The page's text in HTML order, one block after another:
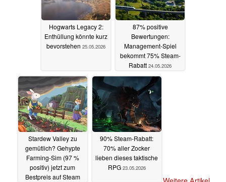
Hogwarts Legacy 2:
Enthüllung könnte kurz
bevorstehen 25.05.2026
87% positive
Bewertungen:
Management-Spiel
bekommt 75% Steam-
Rabatt 24.05.2026
Stardew Valley zu
gemütlich? Gehypte
Farming-Sim (97 %
positiv) jetzt zum
Bestpreis auf Steam
90% Steam-Rabatt:
70% aller Zocker
lieben dieses taktische
RPG 23.05.2026